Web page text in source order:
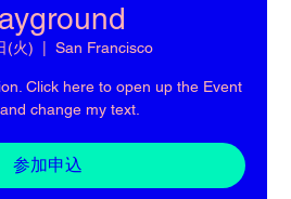
(火) San Francisco
Click here to open up the Event
change my text.
参加申込